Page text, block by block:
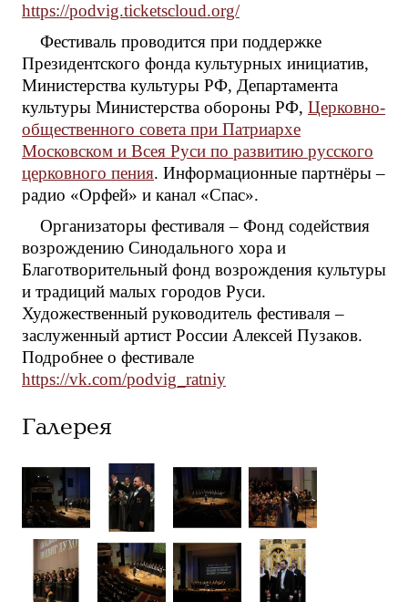
https://podvig.ticketscloud.org/
Фестиваль проводится при поддержке
Президентского фонда культурных инициатив,
Министерства культуры РФ, Департамента
культуры Министерства обороны РФ, Церковно-
общественного совета при Патриархе
Московском и Всея Руси по развитию русского
церковного пения. Информационные партнёры –
радио «Орфей» и канал «Спас».
Организаторы фестиваля – Фонд содействия
возрождению Синодального хора и
Благотворительный фонд возрождения культуры
и традиций малых городов Руси.
Художественный руководитель фестиваля –
заслуженный артист России Алексей Пузаков.
Подробнее о фестивале
https://vk.com/podvig_ratniy
Галерея